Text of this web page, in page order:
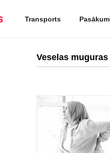
Transports
Veselas